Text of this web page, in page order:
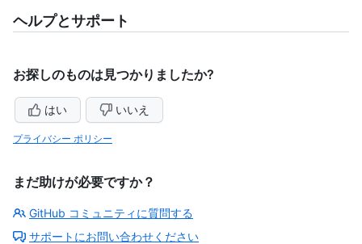
ヘルプとサポート
お探しのものは見つかりましたか?
はい いいえ
プライバシー ポリシー
まだ助けが必要ですか？
GitHub コミュニティに質問する
サポートにお問い合わせください